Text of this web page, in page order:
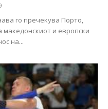
го пречекува Порто,
македонскиот и европски
на...